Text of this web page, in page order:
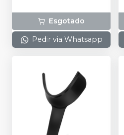
Esgotado
Pedir via Whatsapp